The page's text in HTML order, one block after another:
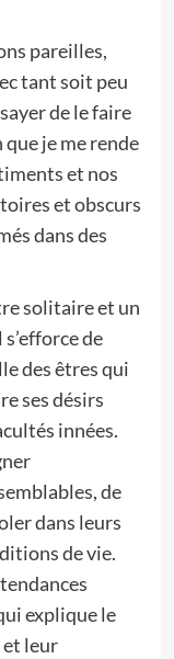
pareilles,
tant soit peu
de le faire
que je me rende
et nos
et obscurs
dans des
solitaire et un
de
des êtres qui
ses désirs
innées.
de
dans leurs
de vie.
explique le
et leur